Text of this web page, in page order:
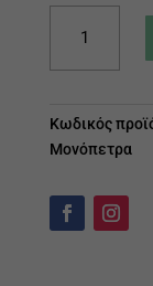
Μονόπετρα
ποσότητα
Κωδικός
Μονόπετρα